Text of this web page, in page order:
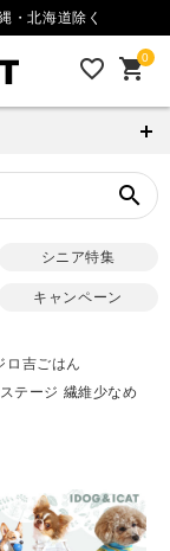
・北海道除く
favorite_outline 0
shopping_cart
search
シニア特集
キャンペーン
ロ吉ごはん
テージ 繊維少なめ